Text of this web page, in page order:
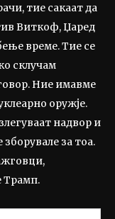
тие сакаат да
Виткоф, Џаред
време. Тие се
склучам
Ние имавме
оружје.
надвор и
за тоа.
Трамп.